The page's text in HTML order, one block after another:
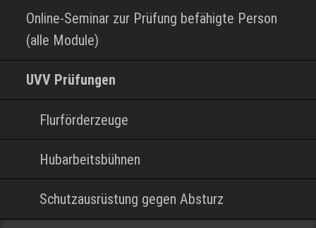
Online-Seminar zur Prüfung befähigte Person
(alle Module)
UVV Prüfungen
Flurförderzeuge
Hubarbeitsbühnen
Schutzausrüstung gegen Absturz